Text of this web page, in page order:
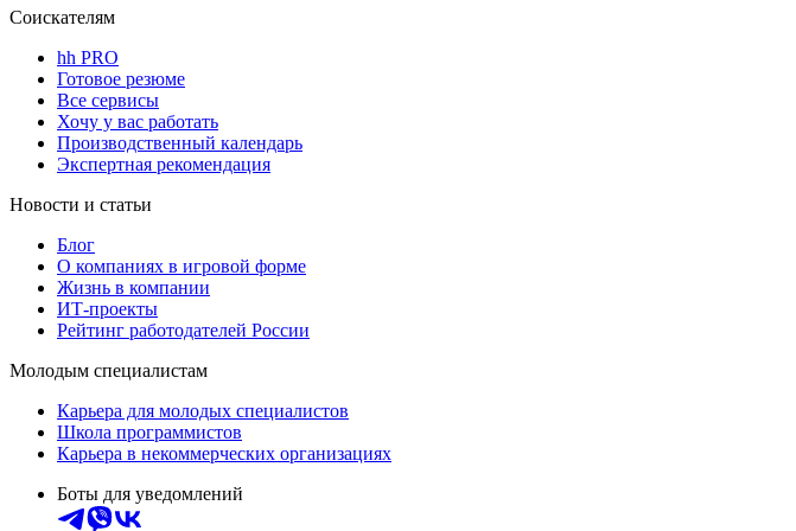
Соискателям
hh PRO
Готовое резюме
Все сервисы
Хочу у вас работать
Производственный календарь
Экспертная рекомендация
Новости и статьи
Блог
О компаниях в игровой форме
Жизнь в компании
ИТ-проекты
Рейтинг работодателей России
Молодым специалистам
Карьера для молодых специалистов
Школа программистов
Карьера в некоммерческих организациях
Боты для уведомлений